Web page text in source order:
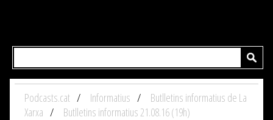
Podcasts.cat Informatius
Butlletins informatius de La
Xarxa
Butlletins informatius 21.08.16 (19h)